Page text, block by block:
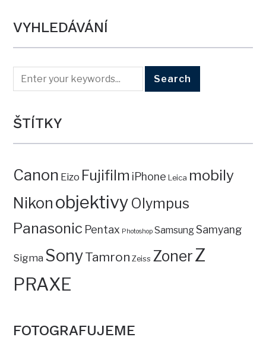
VYHLEDÁVÁNÍ
ŠTÍTKY
Canon Eizo Fujifilm iPhone Leica mobily
Nikon objektivy Olympus
Panasonic Pentax Photoshop SamsungSamyang
Sigma SonyTamron Zeiss ZonerZ
PRAXE
FOTOGRAFUJEME